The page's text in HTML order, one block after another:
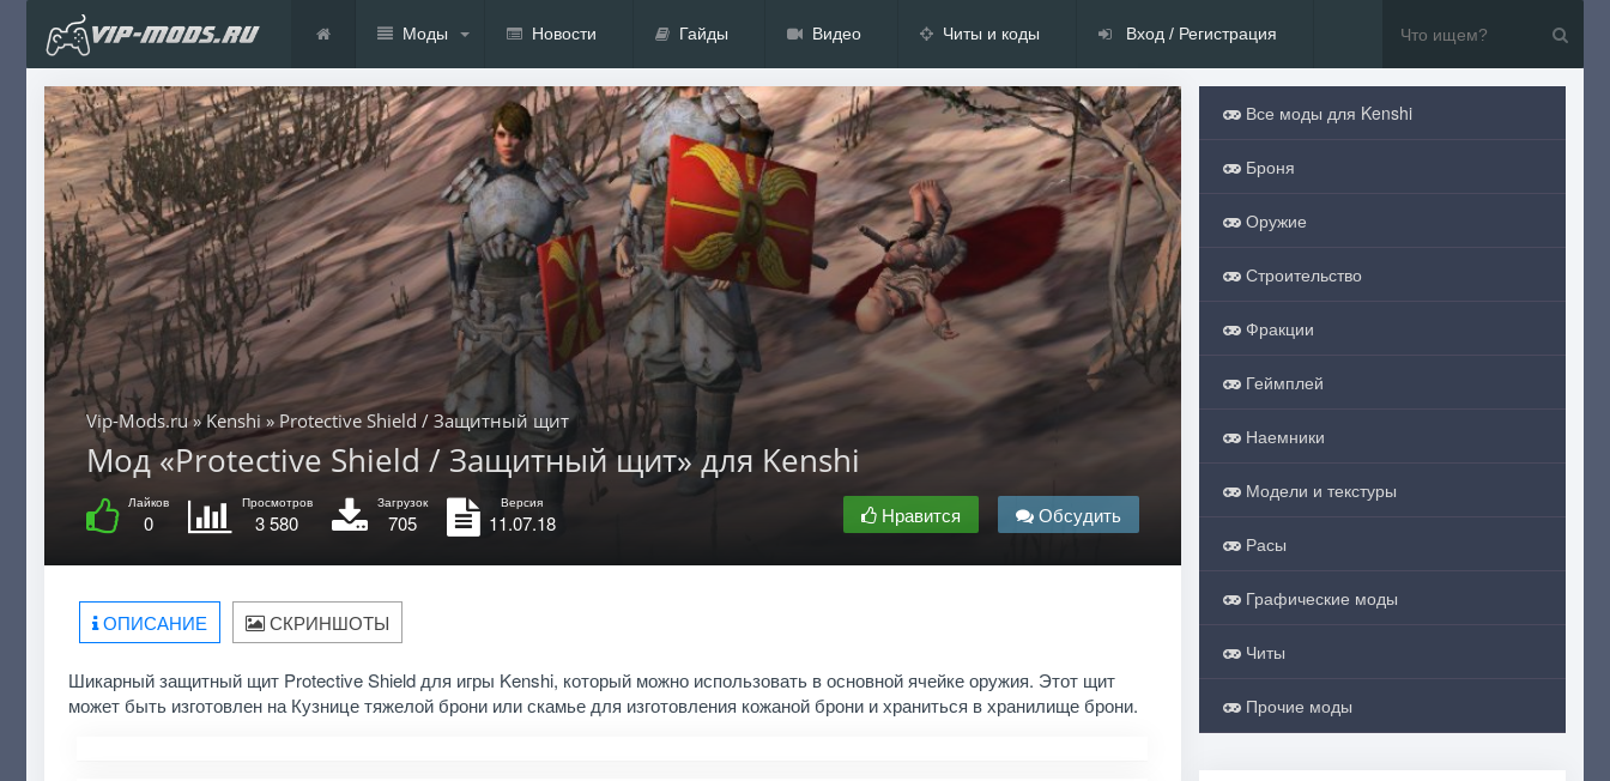
Моды Новости Гайды Видео Читы и коды Вход / Регистрация
Vip-Mods.ru»Kenshi » Protective Shield / Защитный щит
Мод «Protective Shield / Защитный щит» для Kenshi
Лайков
0
Просмотров
3 580
Загрузок
705
Версия
11.07.18 Нравится Обсудить
ОПИСАНИЕ СКРИНШОТЫ
Шикарный защитный щит Protective Shield для игры Kenshi, который можно использовать в основной ячейке оружия. Этот щит
может быть изготовлен на Кузнице тяжелой брони или скамье для изготовления кожаной брони и храниться в хранилище брони.
Все моды для Kenshi
Броня
Оружие
Строительство
Фракции
Геймплей
Наемники
Модели и текстуры
Расы
Графические моды
Читы
Прочие моды